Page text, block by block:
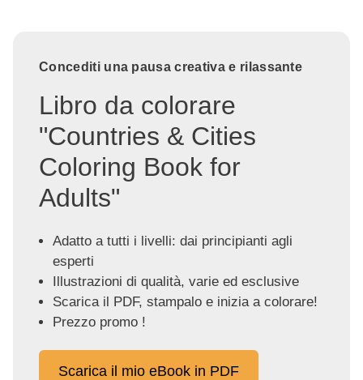
Concediti una pausa creativa e rilassante
Libro da colorare
"Countries & Cities
Coloring Book for
Adults"
Adatto a tutti i livelli: dai principianti agli
esperti
Illustrazioni di qualità, varie ed esclusive
Scarica il PDF, stampalo e inizia a colorare!
Prezzo promo !
Scarica il mio eBook in PDF